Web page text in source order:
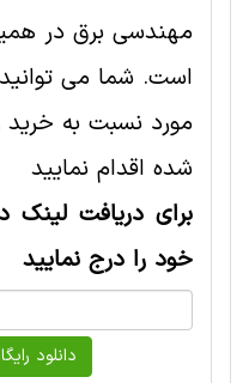
مهندسی برق در
است. شما می
مورد نسبت به خرید
شده اقدام نمایید
برای دریافت لینک
خود را درج نمایید